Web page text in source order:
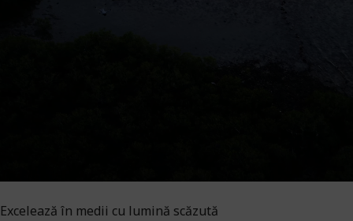
Excelează în medii cu lumină scăzută